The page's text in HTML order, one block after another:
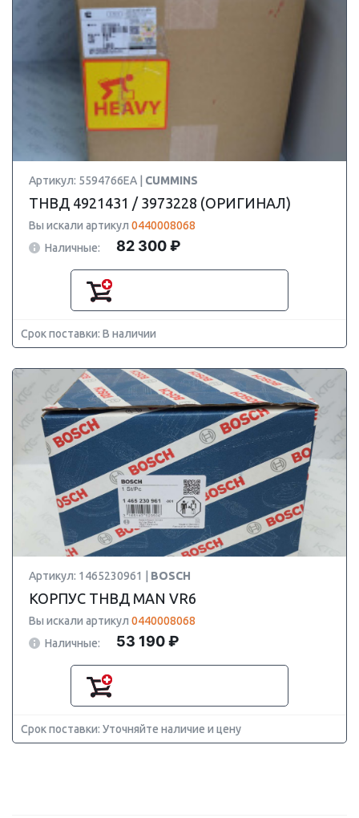
Артикул: 5594766EA | CUMMINS
ТНВД 4921431 / 3973228 (ОРИГИНАЛ)
Вы искали артикул 0440008068
Наличные:
82 300 ₽
Срок поставки: В наличии
Артикул: 1465230961 | BOSCH
КОРПУС ТНВД MAN VR6
Вы искали артикул 0440008068
Наличные:
53 190 ₽
Срок поставки: Уточняйте наличие и цену